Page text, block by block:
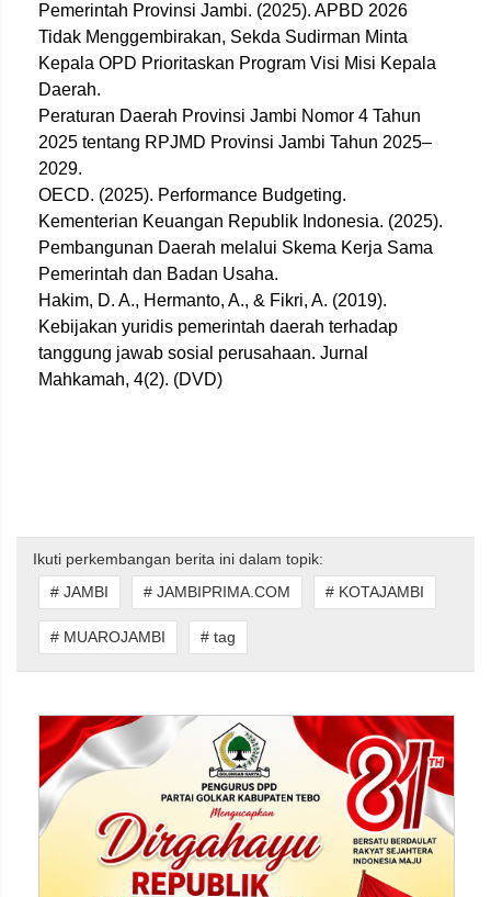
Pemerintah Provinsi Jambi. (2025). APBD 2026
Tidak Menggembirakan, Sekda Sudirman Minta
Kepala OPD Prioritaskan Program Visi Misi Kepala
Daerah.
Peraturan Daerah Provinsi Jambi Nomor 4 Tahun
2025 tentang RPJMD Provinsi Jambi Tahun 2025–
2029.
OECD. (2025). Performance Budgeting.
Kementerian Keuangan Republik Indonesia. (2025).
Pembangunan Daerah melalui Skema Kerja Sama
Pemerintah dan Badan Usaha.
Hakim, D. A., Hermanto, A., & Fikri, A. (2019).
Kebijakan yuridis pemerintah daerah terhadap
tanggung jawab sosial perusahaan. Jurnal
Mahkamah, 4(2). (DVD)
Ikuti perkembangan berita ini dalam topik:
# JAMBI
# JAMBIPRIMA.COM # KOTAJAMBI
# MUAROJAMBI # tag